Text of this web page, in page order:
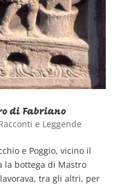
di Fabriano
e Leggende
e Poggio, vicino il
la bottega di Mastro
tra gli altri, per